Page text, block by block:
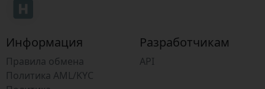
Информация
Правила обмена
Политика AML/KYC
Разработчикам
API